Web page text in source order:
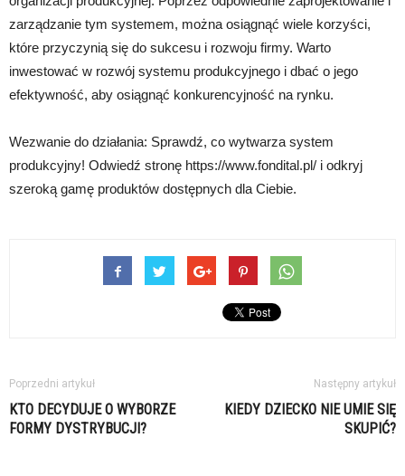
zarządzanie tym systemem, można osiągnąć wiele korzyści,
które przyczynią się do sukcesu i rozwoju firmy. Warto
inwestować w rozwój systemu produkcyjnego i dbać o jego
efektywność, aby osiągnąć konkurencyjność na rynku.
Wezwanie do działania: Sprawdź, co wytwarza system
produkcyjny! Odwiedź stronę https://www.fondital.pl/ i odkryj
szeroką gamę produktów dostępnych dla Ciebie.
Poprzedni artykuł
KTO DECYDUJE O WYBORZE
FORMY DYSTRYBUCJI?
Następny artykuł
KIEDY DZIECKO NIE UMIE SIĘ
SKUPIĆ?